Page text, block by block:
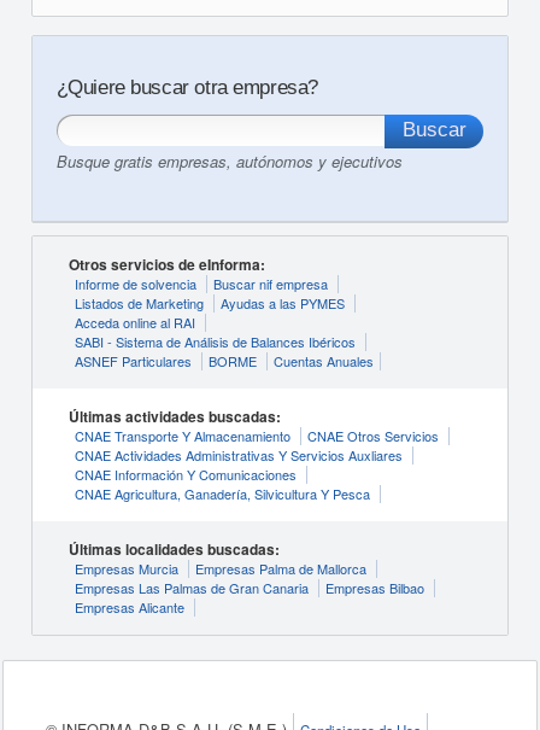
¿Quiere buscar otra empresa?
Busque gratis empresas, autónomos y ejecutivos
Otros servicios de eInforma:
Informe de solvencia
Buscar nif empresa
Listados de Marketing
Ayudas a las PYMES
Acceda online al RAI
SABI - Sistema de Análisis de Balances Ibéricos
ASNEF Particulares
BORME Cuentas Anuales
Últimas actividades buscadas:
CNAE Transporte Y Almacenamiento
CNAE Otros Servicios
CNAE Actividades Administrativas Y Servicios Auxliares
CNAE Información Y Comunicaciones
CNAE Agricultura, Ganadería, Silvicultura Y Pesca
Últimas localidades buscadas:
Empresas Murcia
Empresas Palma de Mallorca
Empresas Las Palmas de Gran Canaria
Empresas Bilbao
Empresas Alicante